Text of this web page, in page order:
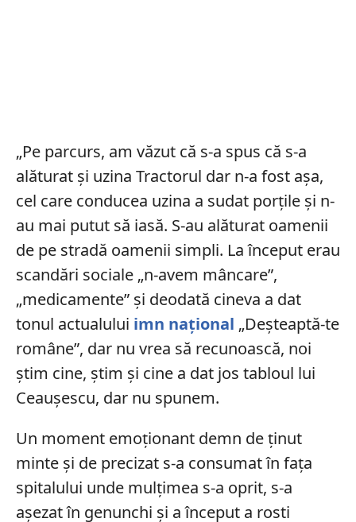
„Pe parcurs, am văzut că s-a spus că s-a
alăturat și uzina Tractorul dar n-a fost așa,
cel care conducea uzina a sudat porțile și n-
au mai putut să iasă. S-au alăturat oamenii
de pe stradă oamenii simpli. La început erau
scandări sociale „n-avem mâncare”,
„medicamente” și deodată cineva a dat
tonul actualului imn național „Deșteaptă-te
române”, dar nu vrea să recunoască, noi
știm cine, știm și cine a dat jos tabloul lui
Ceaușescu, dar nu spunem.
Un moment emoționant demn de ținut
minte și de precizat s-a consumat în fața
spitalului unde mulțimea s-a oprit, s-a
așezat în genunchi și a început a rosti